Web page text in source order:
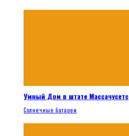
Умный Дом в штате Массачусетс
Солнечные батареи